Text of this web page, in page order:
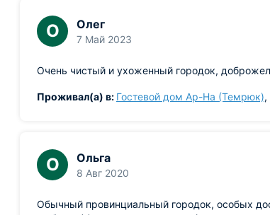
О Олег
7 Май 2023
Очень чистый и ухоженный городок,
Проживал(а) в: Гостевой дом Ар-На (Темрюк),
О Ольга
8 Авг 2020
Обычный провинциальный городок, особых